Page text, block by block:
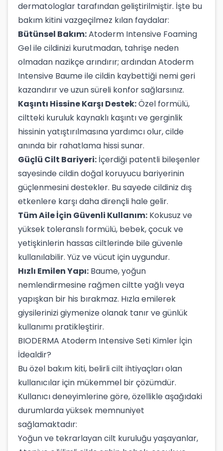
dermatologlar tarafından geliştirilmiştir. İşte bu
bakım kitini vazgeçilmez kılan faydalar:
Bütünsel Bakım:Atoderm Intensive Foaming
Gel ile cildinizi kurutmadan, tahrişe neden
olmadan nazikçe arındırır; ardından Atoderm
Intensive Baume ile cildin kaybettiği nemi geri
kazandırır ve uzun süreli konfor sağlarsınız.
Kaşıntı Hissine Karşı Destek:Özel formülü,
ciltteki kuruluk kaynaklı kaşıntı ve gerginlik
hissinin yatıştırılmasına yardımcı olur, cilde
anında bir rahatlama hissi sunar.
Güçlü Cilt Bariyeri: İçerdiği patentli bileşenler
sayesinde cildin doğal koruyucu bariyerinin
güçlenmesini destekler. Bu sayede cildiniz dış
etkenlere karşı daha dirençli hale gelir.
Tüm Aile İçin Güvenli Kullanım: Kokusuz ve
yüksek toleranslı formülü, bebek, çocuk ve
yetişkinlerin hassas ciltlerinde bile güvenle
kullanılabilir. Yüz ve vücut için uygundur.
Hızlı Emilen Yapı: Baume, yoğun
nemlendirmesine rağmen ciltte yağlı veya
yapışkan bir his bırakmaz. Hızla emilerek
giysilerinizi giymenize olanak tanır ve günlük
kullanımı pratikleştirir.
BIODERMA Atoderm Intensive Seti Kimler İçin
İdealdir?
Bu özel bakım kiti, belirli cilt ihtiyaçları olan
kullanıcılar için mükemmel bir çözümdür.
Kullanıcı deneyimlerine göre, özellikle aşağıdaki
durumlarda yüksek memnuniyet
sağlamaktadır:
Yoğun ve tekrarlayan cilt kuruluğu yaşayanlar,